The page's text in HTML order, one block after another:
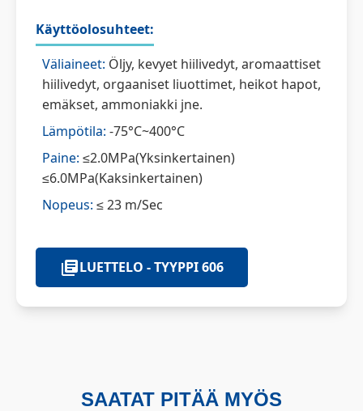
Käyttöolosuhteet:
Väliaineet: Öljy, kevyet hiilivedyt, aromaattiset
hiilivedyt, orgaaniset liuottimet, heikot hapot,
emäkset, ammoniakki jne.
Lämpötila: -75°C~400°C
Paine: ≤2.0MPa(Yksinkertainen)
≤6.0MPa(Kaksinkertainen)
Nopeus: ≤ 23 m/Sec
LUETTELO - TYYPPI 606
SAATAT PITÄÄ MYÖS